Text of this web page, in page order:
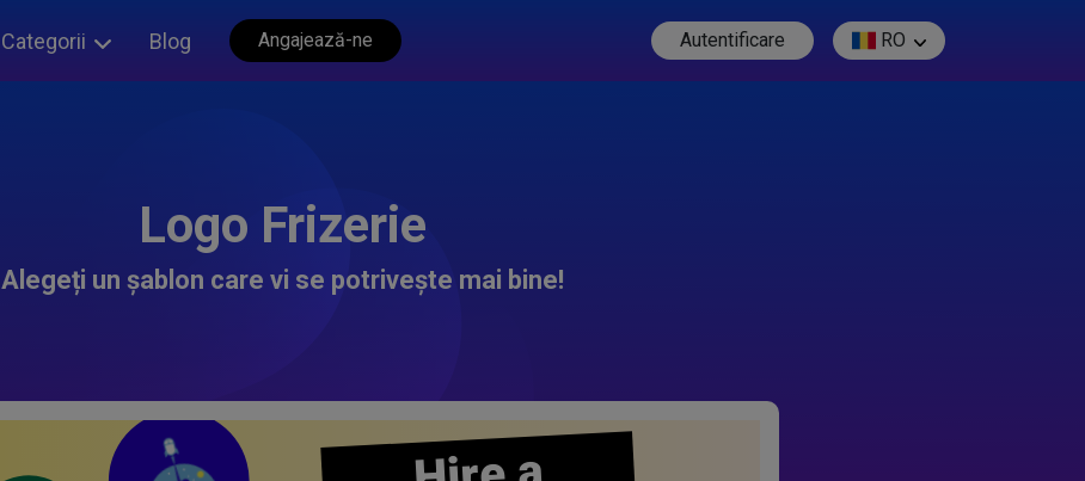
Categorii Blog Angajează-ne Autentificare RO
Logo Frizerie
Alegeți un șablon care vi se potrivește mai bine!